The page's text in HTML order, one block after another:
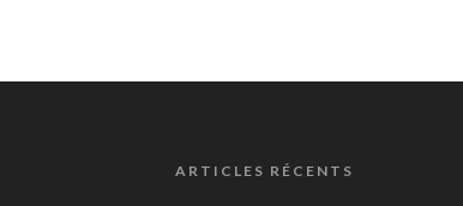
ARTICLES RÉCENTS